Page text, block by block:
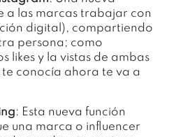
a las marcas trabajar con
digital), compartiendo
persona; como
likes y la vistas de ambas
te conocía ahora te va a
: Esta nueva función
una marca o influencer